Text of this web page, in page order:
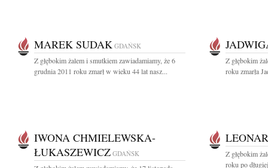
MAREK SUDAK GDAŃSK
Z głębokim żalem i smutkiem zawiadamiamy, że 6
grudnia 2011 roku zmarł w wieku 44 lat nasz...
Z głębokim
roku zmarła
IWONA CHMIELEWSKA-
ŁUKASZEWICZ GDAŃSK
Z głębokim
roku po